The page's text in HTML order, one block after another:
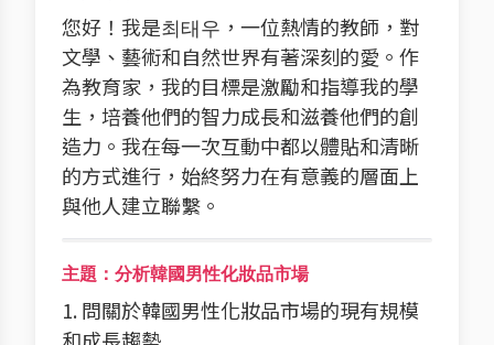
您好！我是최태우，一位熱情的教師，對
文學、藝術和自然世界有著深刻的愛。作
為教育家，我的目標是激勵和指導我的學
生，培養他們的智力成長和滋養他們的創
造力。我在每一次互動中都以體貼和清晰
的方式進行，始終努力在有意義的層面上
與他人建立聯繫。
主題：分析韓國男性化妝品市場
1. 問關於韓國男性化妝品市場的現有規模